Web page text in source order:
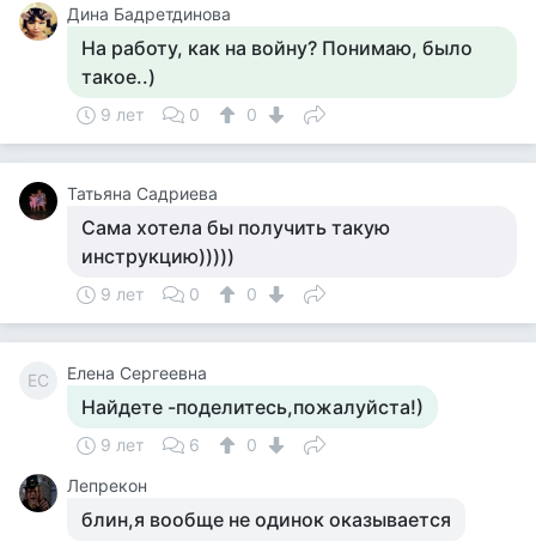
Дина Бадретдинова
На работу, как на войну? Понимаю, было
такое..)
9 лет 0 0
Татьяна Садриева
Сама хотела бы получить такую
инструкцию)))))
9 лет 0 0
ЕС Елена Сергеевна
Найдете -поделитесь,пожалуйста!)
9 лет 6
0
Лепрекон
блин,я вообще не одинок оказывается